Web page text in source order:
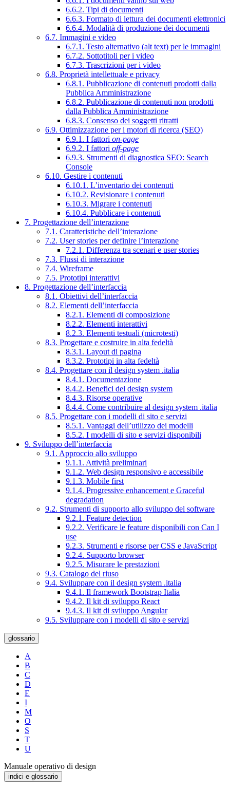
6.6.2. Tipi di documenti
6.6.3. Formato di lettura dei documenti elettronici
6.6.4. Modalità di produzione dei documenti
6.7. Immagini e video
6.7.1. Testo alternativo (alt text) per le immagini
6.7.2. Sottotitoli per i video
6.7.3. Trascrizioni per i video
6.8. Proprietà intellettuale e privacy
6.8.1. Pubblicazione di contenuti prodotti dalla
Pubblica Amministrazione
6.8.2. Pubblicazione di contenuti non prodotti
dalla Pubblica Amministrazione
6.8.3. Consenso dei soggetti ritratti
6.9. Ottimizzazione per i motori di ricerca (SEO)
6.9.1. I fattori on-page
6.9.2. I fattori off-page
6.9.3. Strumenti di diagnostica SEO: Search
Console
6.10. Gestire i contenuti
6.10.1. L’inventario dei contenuti
6.10.2. Revisionare i contenuti
6.10.3. Migrare i contenuti
6.10.4. Pubblicare i contenuti
7. Progettazione dell’interazione
7.1. Caratteristiche dell’interazione
7.2. User stories per definire l’interazione
7.2.1. Differenza tra scenari e user stories
7.3. Flussi di interazione
7.4. Wireframe
7.5. Prototipi interattivi
8. Progettazione dell’interfaccia
8.1. Obiettivi dell’interfaccia
8.2. Elementi dell’interfaccia
8.2.1. Elementi di composizione
8.2.2. Elementi interattivi
8.2.3. Elementi testuali (microtesti)
8.3. Progettare e costruire in alta fedeltà
8.3.1. Layout di pagina
8.3.2. Prototipi in alta fedeltà
8.4. Progettare con il design system .italia
8.4.1. Documentazione
8.4.2. Benefici del design system
8.4.3. Risorse operative
8.4.4. Come contribuire al design system .italia
8.5. Progettare con i modelli di sito e servizi
8.5.1. Vantaggi dell’utilizzo dei modelli
8.5.2. I modelli di sito e servizi disponibili
9. Sviluppo dell’interfaccia
9.1. Approccio allo sviluppo
9.1.1. Attività preliminari
9.1.2. Web design responsivo e accessibile
9.1.3. Mobile first
9.1.4. Progressive enhancement e Graceful
degradation
9.2. Strumenti di supporto allo sviluppo del software
9.2.1. Feature detection
9.2.2. Verificare le feature disponibili con Can I
use
9.2.3. Strumenti e risorse per CSS e JavaScript
9.2.4. Supporto browser
9.2.5. Misurare le prestazioni
9.3. Catalogo del riuso
9.4. Sviluppare con il design system .italia
9.4.1. Il framework Bootstrap Italia
9.4.2. Il kit di sviluppo React
9.4.3. Il kit di sviluppo Angular
9.5. Sviluppare con i modelli di sito e servizi
glossario
A
B
C
D
E
I
M
O
S
T
U
Manuale operativo di design
indici e glossario